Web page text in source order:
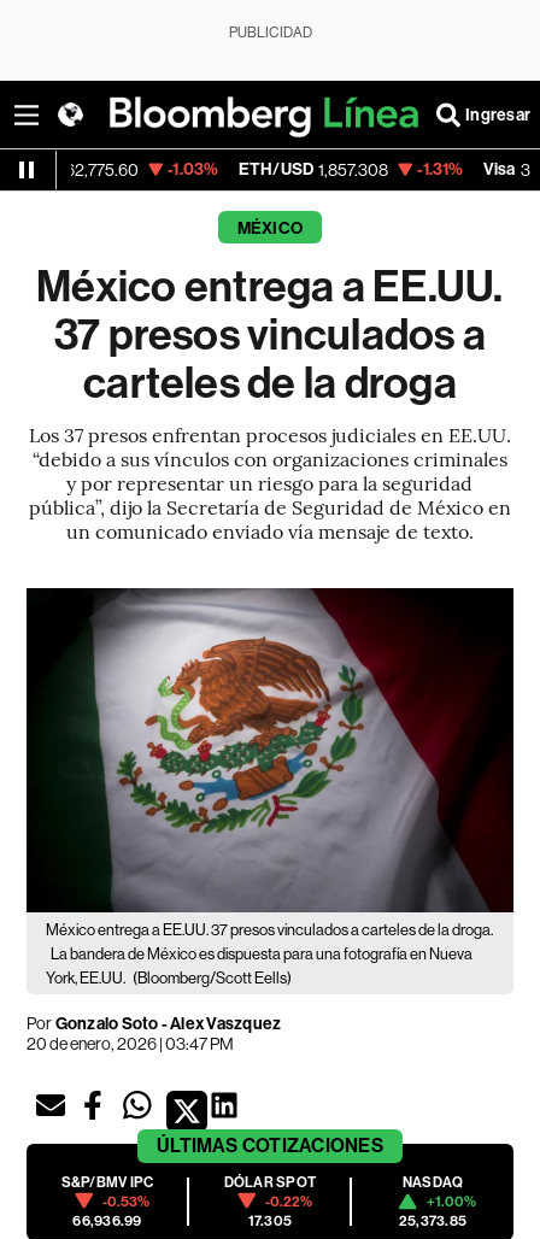
PUBLICIDAD
Ingresar
-1.03% ETH/USD 1,857.308 -1.31% Visa 366.13 -
MÉXICO
México entrega a EE.UU.
37 presos vinculados a
carteles de la droga
Los 37 presos enfrentan procesos judiciales en EE.UU.
“debido a sus vínculos con organizaciones criminales
y por representar un riesgo para la seguridad
pública”, dijo la Secretaría de Seguridad de México en
un comunicado enviado vía mensaje de texto.
México entrega a EE.UU. 37 presos vinculados a carteles de la droga.
La bandera de México es dispuesta para una fotografía en Nueva
York, EE.UU. (Bloomberg/Scott Eells)
PorGonzalo Soto - Alex Vaszquez
20 de enero, 2026 | 03:47 PM
ÚLTIMAS COTIZACIONES
S&P/BMV IPC
-0.53%
66,936.99
DÓLAR SPOT
-0.22%
17.305
NASDAQ
+1.00%
25,373.85